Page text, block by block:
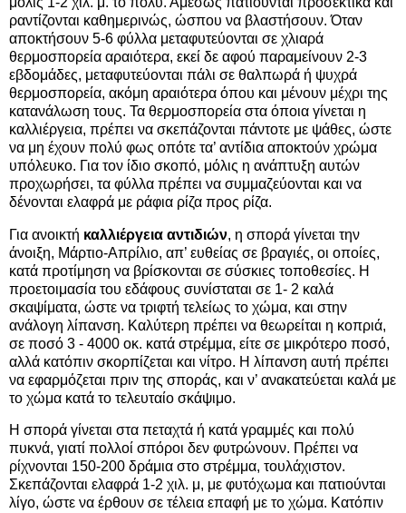
ραντίζονται καθημερινώς, ώσπου να βλαστήσουν. Όταν
αποκτήσουν 5-6 φύλλα μεταφυτεύονται σε χλιαρά
θερμοσπορεία αραιότερα, εκεί δε αφού παραμείνουν 2-3
εβδομάδες, μεταφυτεύονται πάλι σε θαλπωρά ή ψυχρά
θερμοσπορεία, ακόμη αραιότερα όπου και μένουν μέχρι της
κατανάλωση τους. Τα θερμοσπορεία στα όποια γίνεται η
καλλιέργεια, πρέπει να σκεπάζονται πάντοτε με ψάθες, ώστε
να μη έχουν πολύ φως οπότε τα’ αντίδια αποκτούν χρώμα
υπόλευκο. Για τον ίδιο σκοπό, μόλις η ανάπτυξη αυτών
προχωρήσει, τα φύλλα πρέπει να συμμαζεύονται και να
δένονται ελαφρά με ράφια ρίζα προς ρίζα.
Για ανοικτή καλλιέργεια αντιδιών, η σπορά γίνεται την
άνοιξη, Μάρτιο-Απρίλιο, απ’ ευθείας σε βραγιές, οι οποίες,
κατά προτίμηση να βρίσκονται σε σύσκιες τοποθεσίες. Η
προετοιμασία του εδάφους συνίσταται σε 1- 2 καλά
σκαψίματα, ώστε να τριφτή τελείως το χώμα, και στην
ανάλογη λίπανση. Καλύτερη πρέπει να θεωρείται η κοπριά,
σε ποσό 3 - 4000 οκ. κατά στρέμμα, είτε σε μικρότερο ποσό,
αλλά κατόπιν σκορπίζεται και νίτρο. Η λίπανση αυτή πρέπει
να εφαρμόζεται πριν της σποράς, και ν’ ανακατεύεται καλά με
το χώμα κατά το τελευταίο σκάψιμο.
Η σπορά γίνεται στα πεταχτά ή κατά γραμμές και πολύ
πυκνά, γιατί πολλοί σπόροι δεν φυτρώνουν. Πρέπει να
ρίχνονται 150-200 δράμια στο στρέμμα, τουλάχιστον.
Σκεπάζονται ελαφρά 1-2 χιλ. μ, με φυτόχωμα και πατιούνται
λίγο, ώστε να έρθουν σε τέλεια επαφή με το χώμα. Κατόπιν